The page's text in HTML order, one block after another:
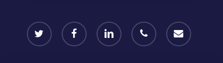
twitter facebook linkedin phone email